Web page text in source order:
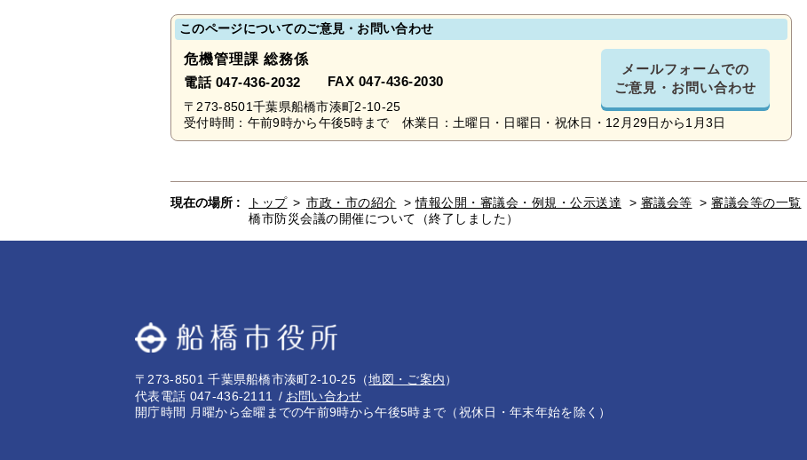
このページについてのご意見・お問い合わせ
危機管理課 総務係
電話 047-436-2032 FAX 047-436-2030
メールフォームでの
ご意見・お問い合わせ
〒273-8501千葉県船橋市湊町2-10-25
受付時間：午前9時から午後5時まで 休業日：土曜日・日曜日・祝休日・12月29日から1月3日
現在の場所 : トップ > 市政・市の紹介 >情報公開・審議会・例規・公示送達 > 審議会等 > 審議会等の一覧
橋市防災会議の開催について（終了しました）
〒273-8501 千葉県船橋市湊町2-10-25 （地図・ご案内）
代表電話 047-436-2111
お問い合わせ
開庁時間 月曜から金曜までの午前9時から午後5時まで（祝休日・年末年始を除く）